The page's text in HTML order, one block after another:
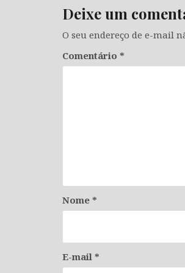
Deixe um
O seu endereço de e-mail
Comentário *
Nome *
E-mail *